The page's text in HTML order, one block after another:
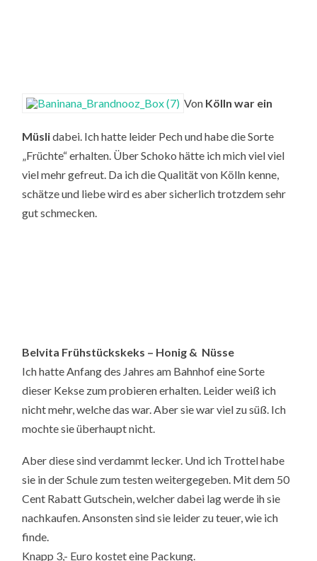
Von Kölln war ein
Müslidabei. Ich hatte leider Pech und habe die Sorte
„Früchte“ erhalten. Über Schoko hätte ich mich viel viel
viel mehr gefreut. Da ich die Qualität von Kölln kenne,
schätze und liebe wird es aber sicherlich trotzdem sehr
gut schmecken.
Belvita Frühstückskeks – Honig & Nüsse
Ich hatte Anfang des Jahres am Bahnhof eine Sorte
dieser Kekse zum probieren erhalten. Leider weiß ich
nicht mehr, welche das war. Aber sie war viel zu süß. Ich
mochte sie überhaupt nicht.
Aber diese sind verdammt lecker. Und ich Trottel habe
sie in der Schule zum testen weitergegeben. Mit dem 50
Cent Rabatt Gutschein, welcher dabei lag werde ih sie
nachkaufen. Ansonsten sind sie leider zu teuer, wie ich
finde.
Knapp 3,- Euro kostet eine Packung.